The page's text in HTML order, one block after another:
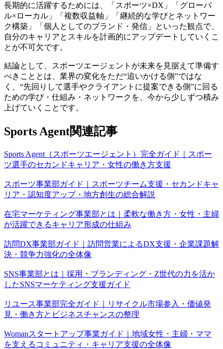
長期的に活躍するためには、「スポーツ×DX」「グローバ
ル×ローカル」「複数収益軸」「継続的な学びとネットワー
ク構築」「個人としてのブランド・発信」といった観点で、
自分のキャリアとスキルを計画的にアップデートしていくこ
とが不可欠です。
結論として、スポーツエージェントが未来を見据えて準備す
べきこととは、業界の変化をただ“追いかける側”ではな
く、“先回りして選手やクライアントに提案できる側”に回る
ための学び・仕組み・ネットワークを、今から少しずつ積み
上げていくことです。
Sports Agent関連記事
Sports Agent（スポーツエージェント）完全ガイド｜スポー
ツ選手のセカンドキャリア・女性の働き方支援
スポーツ事業部ガイド｜スポーツチーム支援・セカンドキャ
リア・認知度アップ・地方創生の総合解説
在宅マーケティング事業部とは｜柔軟な働き方・女性・主婦
が活躍できるキャリア形成の仕組み
訪問DX事業部ガイド｜訪問営業によるDX支援・企業課題解
決・競争力強化の全体像
SNS事業部とは｜採用・ブランディング・Z世代の力を活か
したSNSマーケティング支援ガイド
リユース事業部完全ガイド｜リサイクル市場参入・価値発
見・働き方とビジネスチャンスの整理
Womanスタートアップ事業ガイド｜地域女性・主婦・ママ
を支えるコミュニティ・キャリア支援の全体像